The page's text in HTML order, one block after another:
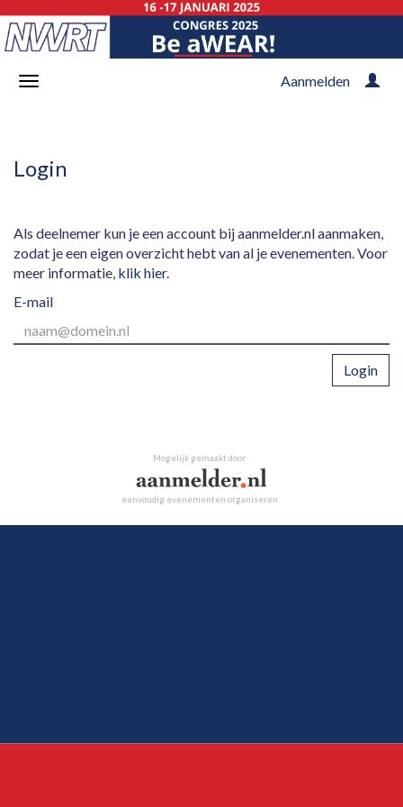
Aanmelden
Login
Als deelnemer kun je een account bij aanmelder.nl aanmaken,
zodat je een eigen overzicht hebt van al je evenementen. Voor
meer informatie, klik hier.
E-mail
Login
Mogelijk gemaakt door
eenvoudig evenementen organiseren